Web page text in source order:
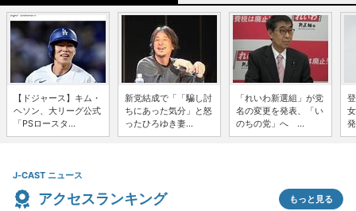
【ドジャース】キム・
ヘソン、大リーグ公式
「PSロースタ...
新党結成で「「騙し討
ちにあった気分」と怒
ったひろゆき妻...
「れいわ新選組」が党
名の変更を発表、「い
のちの党」へ ...
J-CAST ニュース
アクセスランキング もっと見る